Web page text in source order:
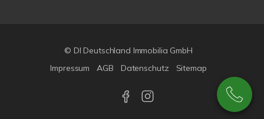
© DI Deutschland Immobilia GmbH
Impressum
AGB Datenschutz Sitemap